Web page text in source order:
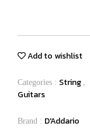
Add to wishlist
Categories : String ,
Guitars
Brand : D'Addario